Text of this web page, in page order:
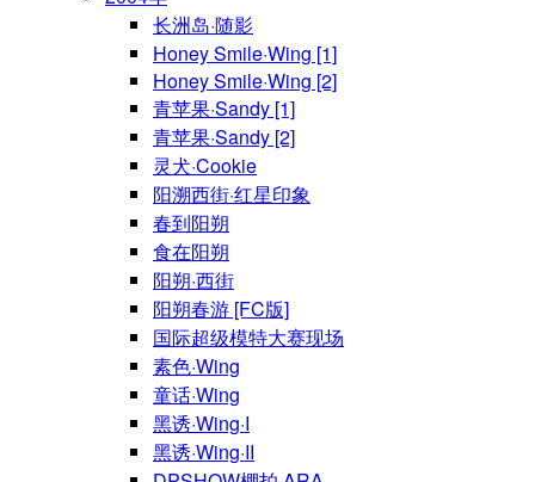
长洲岛·随影
Honey Smile·Wing [1]
Honey Smile·Wing [2]
青苹果·Sandy [1]
青苹果·Sandy [2]
灵犬·Cookie
阳溯西街·红星印象
春到阳朔
食在阳朔
阳朔·西街
阳朔春游 [FC版]
国际超级模特大赛现场
素色·Wing
童话·Wing
黑诱·Wing·I
黑诱·Wing·II